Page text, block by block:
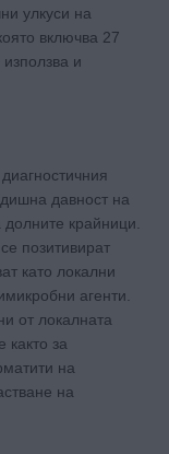
улкуси на
включва 27
и
давност на
крайници.
позитивират
като локални
агенти.
от локалната
както за
на
на